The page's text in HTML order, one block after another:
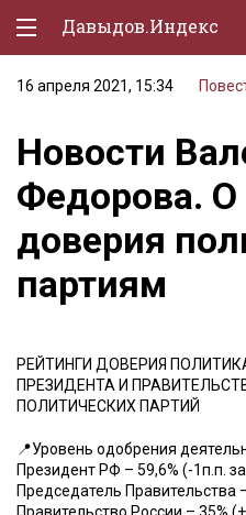
Давыдов.Индекс
Политическая жизнь
Экономика
Природа
Образование
Спорт
Lifestyle
Мурзилка
16 апреля 2021, 15:34
Новости
Федорова. О
доверия
партиям
РЕЙТИНГИ ДОВЕРИЯ
ПРЕЗИДЕНТА И
ПОЛИТИЧЕСКИХ ПАРТИЙ
📍Уровень одобрения
Президент РФ – 59,6% (-1п.п.
Председатель Правительства